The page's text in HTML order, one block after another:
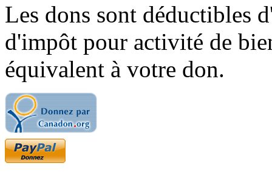
Les dons sont déductibles
d'impôt pour activité de
équivalent à votre don.